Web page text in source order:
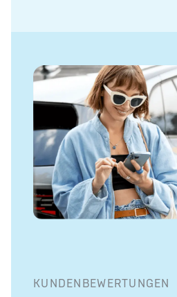
KUNDENBEWERTUNGEN